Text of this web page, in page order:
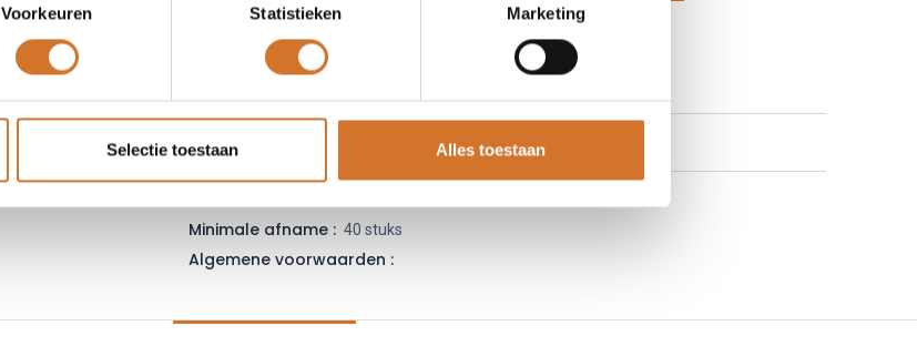
Voorkeuren Statistieken Marketing
Selectie toestaan Alles toestaan
Vraag offerte
Minimale afname : 40 stuks
Algemene voorwaarden :